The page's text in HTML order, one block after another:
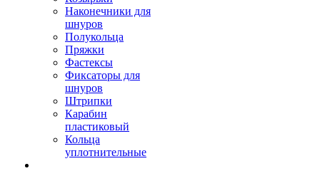
Наконечники для
шнуров
Полукольца
Пряжки
Фастексы
Фиксаторы для
шнуров
Штрипки
Карабин
пластиковый
Кольца
уплотнительные